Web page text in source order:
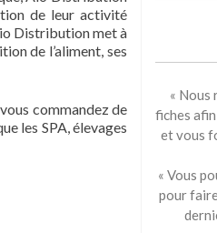
de leur activité
Distribution met à
de l’aliment, ses
commandez de
les SPA, élevages
« Nous
fiches
et vous
« Vous
pour